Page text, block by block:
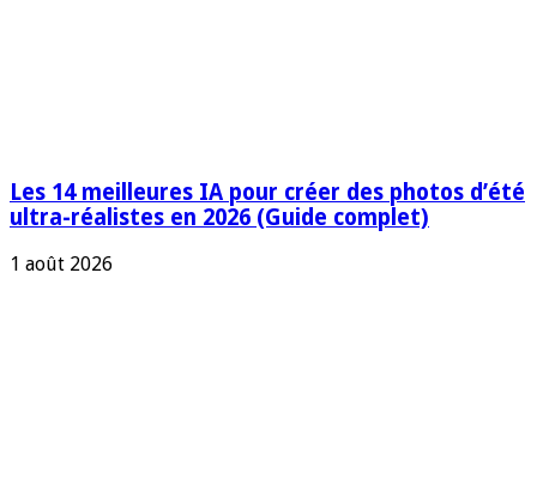
Les 14 meilleures IA pour créer des photos d’été
ultra-réalistes en 2026 (Guide complet)
1 août 2026